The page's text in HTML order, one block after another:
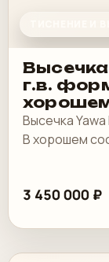
г.в.
Высечка Yawa
В хорошем
3 450 000 ₽